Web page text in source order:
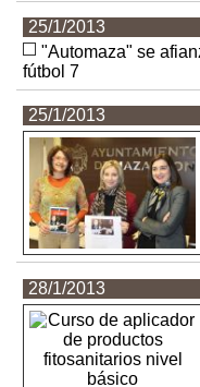
25/1/2013
"Automaza" se
fútbol 7
25/1/2013
28/1/2013